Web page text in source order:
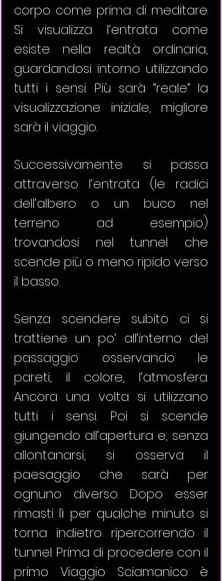
corpo come prima di meditare.
Si visualizza l’entrata come
esiste nella realtà ordinaria,
guardandosi intorno utilizzando
tutti i sensi. Più sarà “reale” la
visualizzazione iniziale, migliore
sarà il viaggio.
Successivamente si passa
attraverso l’entrata (le radici
dell’albero o un buco nel
terreno ad esempio)
trovandosi nel tunnel che
scende più o meno ripido verso
il basso.
Senza scendere subito ci si
trattiene un po’ all’interno del
passaggio osservando le
pareti, il colore, l’atmosfera.
Ancora una volta si utilizzano
tutti i sensi. Poi si scende
giungendo all’apertura e, senza
allontanarsi, si osserva il
paesaggio che sarà per
ognuno diverso. Dopo esser
rimasti lì per qualche minuto si
torna indietro ripercorrendo il
tunnel. Prima di procedere con il
primo Viaggio Sciamanico è